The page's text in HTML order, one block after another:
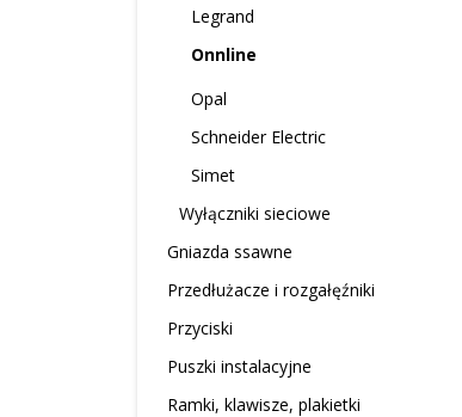
Legrand
Onnline
Opal
Schneider Electric
Simet
Wyłączniki sieciowe
Gniazda ssawne
Przedłużacze i rozgałęźniki
Przyciski
Puszki instalacyjne
Ramki, klawisze, plakietki